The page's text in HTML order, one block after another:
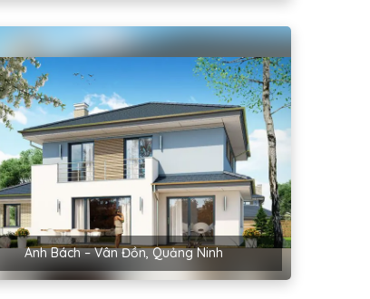
Anh Bách – Vân Đồn, Quảng Ninh